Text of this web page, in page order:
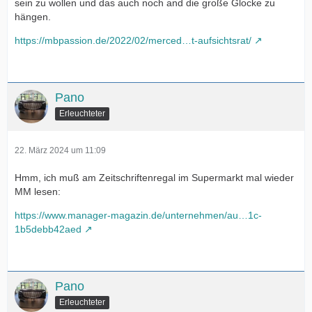
sein zu wollen und das auch noch and die große Glocke zu
hängen.
https://mbpassion.de/2022/02/merced…t-aufsichtsrat/
Pano
Erleuchteter
22. März 2024 um 11:09
Hmm, ich muß am Zeitschriftenregal im Supermarkt mal wieder
MM lesen:
https://www.manager-magazin.de/unternehmen/au…1c-
1b5debb42aed
Pano
Erleuchteter